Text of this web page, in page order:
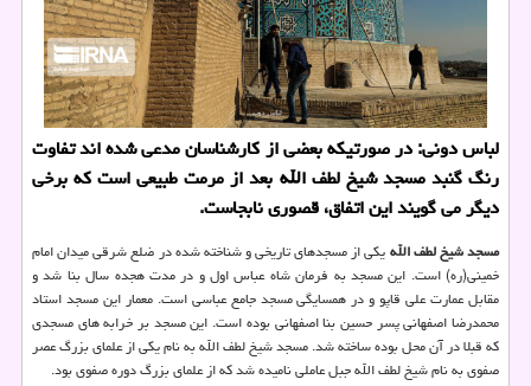
لباس دونی: در صورتیكه بعضی از كارشناسان مدعی شده اند تفاوت
رنگ گنبد مسجد شیخ لطف الله بعد از مرمت طبیعی است كه برخی
دیگر می گویند این اتفاق، قصوری نابجاست.
مسجد شیخ لطف اللهیكی از مسجدهای تاریخی و شناخته شده در ضلع شرقی میدان امام
خمینی(ره) است. این مسجد به فرمان شاه عباس اول و در مدت هجده سال بنا شد و
مقابل عمارت علی قاپو و در همسایگی مسجد جامع عباسی است. معمار این مسجد استاد
محمدرضا اصفهانی پسر حسین بنا اصفهانی بوده است. این مسجد بر خرابه های مسجدی
كه قبلا در آن محل بوده ساخته شد. مسجد شیخ لطف الله به نام یكی از علمای بزرگ عصر
صفوی به نام شیخ لطف الله جبل عاملی نامیده شد كه از علمای بزرگ دوره صفوی بود.